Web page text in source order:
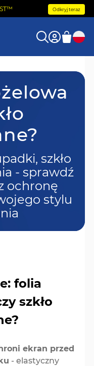
Odkryj teraz
szkło
- sprawdź
ochronę
stylu
folia
szkło
ekran przed
- elastyczny